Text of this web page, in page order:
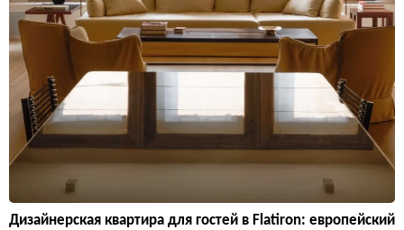
Дизайнерская квартира для гостей в Flatiron: европейский